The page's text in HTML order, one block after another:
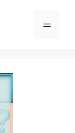
메